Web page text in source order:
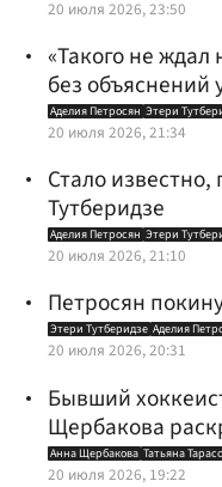
20 июля 2026, 23:50
«Такого не ждал
без объяснений
Аделия Петросян Этери
20 июля 2026, 21:34
Стало
Тутберидзе
Аделия Петросян Этери
20 июля 2026, 21:10
Петросян
Этери Тутберидзе Аделия
20 июля 2026, 20:31
Бывший
Щербакова
Анна Щербакова Татьяна
20 июля 2026, 19:22